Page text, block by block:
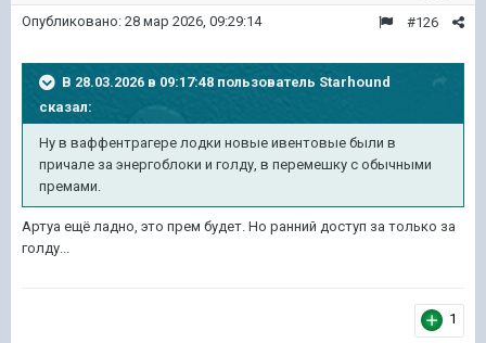
#126
Опубликовано: 28 мар 2026, 09:29:14
В 28.03.2026 в 09:17:48 пользователь Starhound
сказал:
Ну в ваффентрагере лодки новые ивентовые были в
причале за энергоблоки и голду, в перемешку с обычными
премами.
Артуа ещё ладно, это прем будет. Но ранний доступ за только за
голду...
1